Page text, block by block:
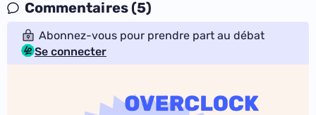
Commentaires (5)
Abonnez-vous pour prendre part au débat
Se connecter